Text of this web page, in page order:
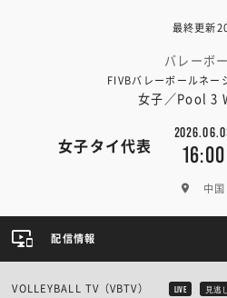
最終更新
バレーボ
FIVBバレーボールネー
女子／Pool 3
女子タイ代表 16:00
中国
配信情報
VOLLEYBALL TV（VBTV） LIVE 見逃